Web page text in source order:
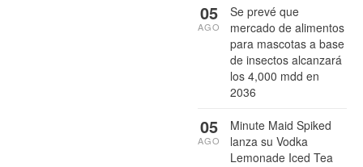
Se prevé que
mercado de alimentos
para mascotas a base
de insectos alcanzará
los 4,000 mdd en
2036
05
AGO
Minute Maid Spiked
lanza su Vodka
Lemonade Iced Tea
05
AGO